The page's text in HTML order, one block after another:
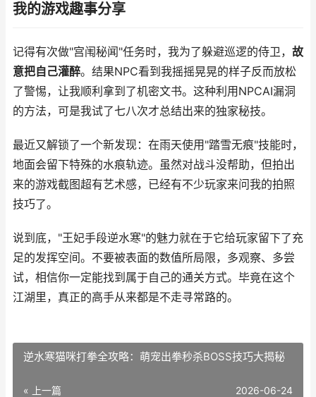
我的游戏趣事分享
记得有次做"宫闱秘闻"任务时，我为了躲避巡逻的侍卫， 故
意把自己灌醉。结果NPC看到我摇摇晃晃的样子反而放松
了警惕，让我顺利拿到了机密文书。这种利用NPCAI漏洞
的方法，可是我试了七八次才总结出来的独家秘技。
最近又解锁了一个新发现：在雨天使用"踏雪无痕"技能时，
地面会留下特殊的水痕轨迹。虽然对战斗没帮助，但拍出
来的游戏截图超有艺术感，已经有不少玩家来问我的拍照
技巧了。
说到底，"王妃手段逆水寒"的魅力就在于它给玩家留下了充
足的发挥空间。不要被表面的数值所局限，多观察、多尝
试，相信你一定能找到属于自己的通关方式。毕竟在这个
江湖里，真正的高手从来都是不走寻常路的。
逆水寒猫咪打拳全攻略：萌宠出拳秒杀BOSS技巧大揭秘
« 上一篇 2026-06-24